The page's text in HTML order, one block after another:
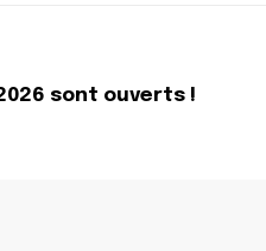
sont ouverts !